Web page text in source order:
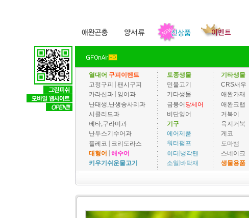
열대어 구피이벤트
고정구피
팬시구피
카라신과
잉어과
난태생,난생송사리과
시클리드과
베타,구라미과
난두스기수어과
플레코 | 코리도라스
대형어 | 해수어
키우기쉬운물고기
토종생물
민물고기
기타생물
금붕어 당세어
비단잉어
기구
에어제품
워터펌프
히터|냉각팬
소일 |바닥재
기타생물
CRS새우
애완가재
애완크랩
거북이
육지거북
게코
도마뱀
스네이크
생물용품